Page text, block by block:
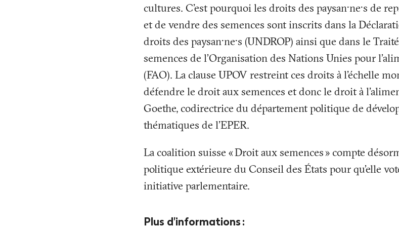
cultures. C'est pourquoi les droits des paysan·ne·s de
et de vendre des semences sont inscrits dans la
droits des paysan·ne·s (UNDROP) ainsi que dans le
semences de l’Organisation des Nations Unies pour
(FAO). La clause UPOV restreint ces droits à l'échelle
défendre le droit aux semences et donc le droit à
Goethe, codirectrice du département politique de
thématiques de l'EPER.
La coalition suisse «Droit aux semences» compte
politique extérieure du Conseil des États pour qu’elle
initiative parlementaire.
Plus d'informations: